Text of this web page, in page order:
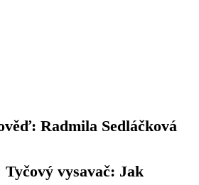
Radmila Sedláčková
Tyčový vysavač: Jak